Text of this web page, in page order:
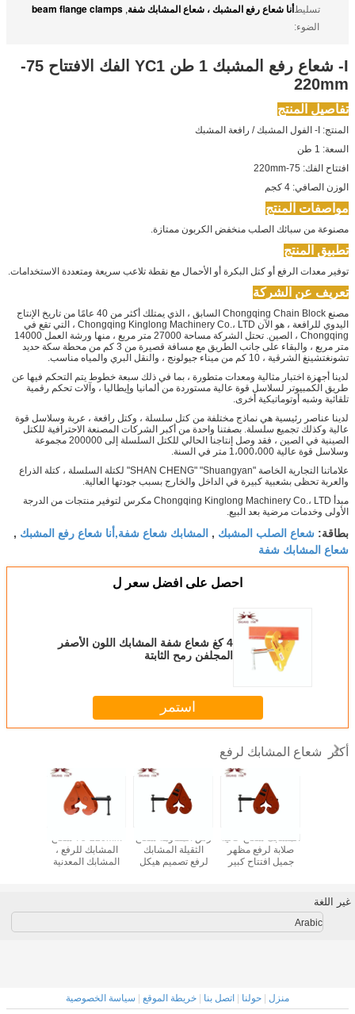
تسليط
الضوء:
أنا شعاع رفع المشبك ، شعاع المشابك شفة,
beam flange clamps
I- شعاع رفع المشبك 1 طن YC1 الفك الافتتاح 75-
220mm
تفاصيل المنتج
المنتج: I- الفول المشبك / رافعة المشبك
السعة: 1 طن
افتتاح الفك: 75-220mm
الوزن الصافي: 4 كجم
مواصفات المنتج
مصنوعة من سبائك الصلب منخفض الكربون ممتازة.
تطبيق المنتج
توفير معدات الرفع أو كتل البكرة أو الأحمال مع نقطة تلاعب سريعة ومتعددة الاستخدامات.
تعريف عن الشركة
مصنع Chongqing Chain Block السابق ، الذي يمتلك أكثر من 40 عامًا من تاريخ الإنتاج
اليدوي للرافعة ، هو الآن Chongqing Kinglong Machinery Co.، LTD ، التي تقع في
Chongqing ، الصين. تحتل الشركة مساحة 27000 متر مربع ، منها ورشة العمل 14000
متر مربع ، والبقاء على جانب الطريق مع مسافة قصيرة من 3 كم من محطة سكة حديد
تشونغتشينغ الشرقية ، 10 كم من ميناء جيولونج ، والنقل البري والمياه مناسب.
لدينا أجهزة اختبار مثالية ومعدات متطورة ، بما في ذلك سبعة خطوط يتم التحكم فيها عن
طريق الكمبيوتر لسلاسل قوة عالية مستوردة من ألمانيا وإيطاليا ، وآلات تحكم رقمية
تلقائية وشبه أوتوماتيكية أخرى.
لدينا عناصر رئيسية هي نماذج مختلفة من كتل سلسلة ، وكتل رافعة ، عربة وسلاسل قوة
عالية وكذلك تجميع سلسلة. بصفتنا واحدة من أكبر الشركات المصنعة الاحترافية للكتل
الصينية في الصين ، فقد وصل إنتاجنا الحالي للكتل السلسلة إلى 200000 مجموعة
وسلاسل قوة عالية 1،000،000 متر في السنة.
علاماتنا التجارية الخاصة "SHAN CHENG" "Shuangyan" لكتلة السلسلة ، كتلة الذراع
والعربة تحظى بشعبية كبيرة في الداخل والخارج بسبب جودتها العالية.
مبدأ Chongqing Kinglong Machinery Co.، LTD مكرس لتوفير منتجات من الدرجة
الأولى وخدمات مرضية بعد البيع.
بطاقة: شعاع الصلب المشبك , المشابك شعاع شفة,أنا شعاع رفع المشبك ,
شعاع المشابك شفة
احصل على افضل سعر ل
4 كغ شعاع شفة المشابك اللون الأصفر
المجلفن رمح الثابتة
استمر
أكثر شعاع المشابك لرفع
75-220mm شعاع
المشابك للرفع ،
المشابك المعدنية
رش المقاومة شعاع
الثقيلة المشابك
لرفع تصميم هيكل
المشابك شعاع عالية
صلابة لرفع مظهر
جميل افتتاح كبير
غير اللغة
Arabic
منزل | حولنا | اتصل بنا | خريطة الموقع | سياسة الخصوصية